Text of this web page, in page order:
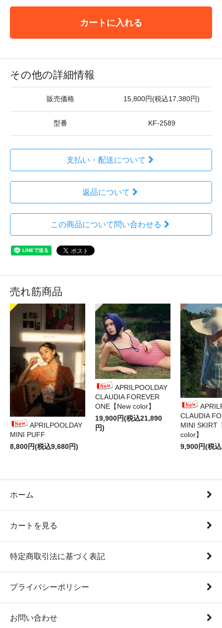
カートに入れる
その他の詳細情報
販売価格 15,800円(税込17,380円)
型番 KF-2589
支払い・配送について
返品について
この商品について問い合わせる
売れ筋商品
APRILPOOLDAY
MINI PUFF
8,800円(税込9,680円)
APRILPOOLDAY
CLAUDIA FOREVER
ONE【New color】
19,900円(税込21,890
円)
CLAUDIA
MINI SKIRT
color】
9,900円(税
ホーム
カートを見る
特定商取引法に基づく表記
プライバシーポリシー
お問い合わせ